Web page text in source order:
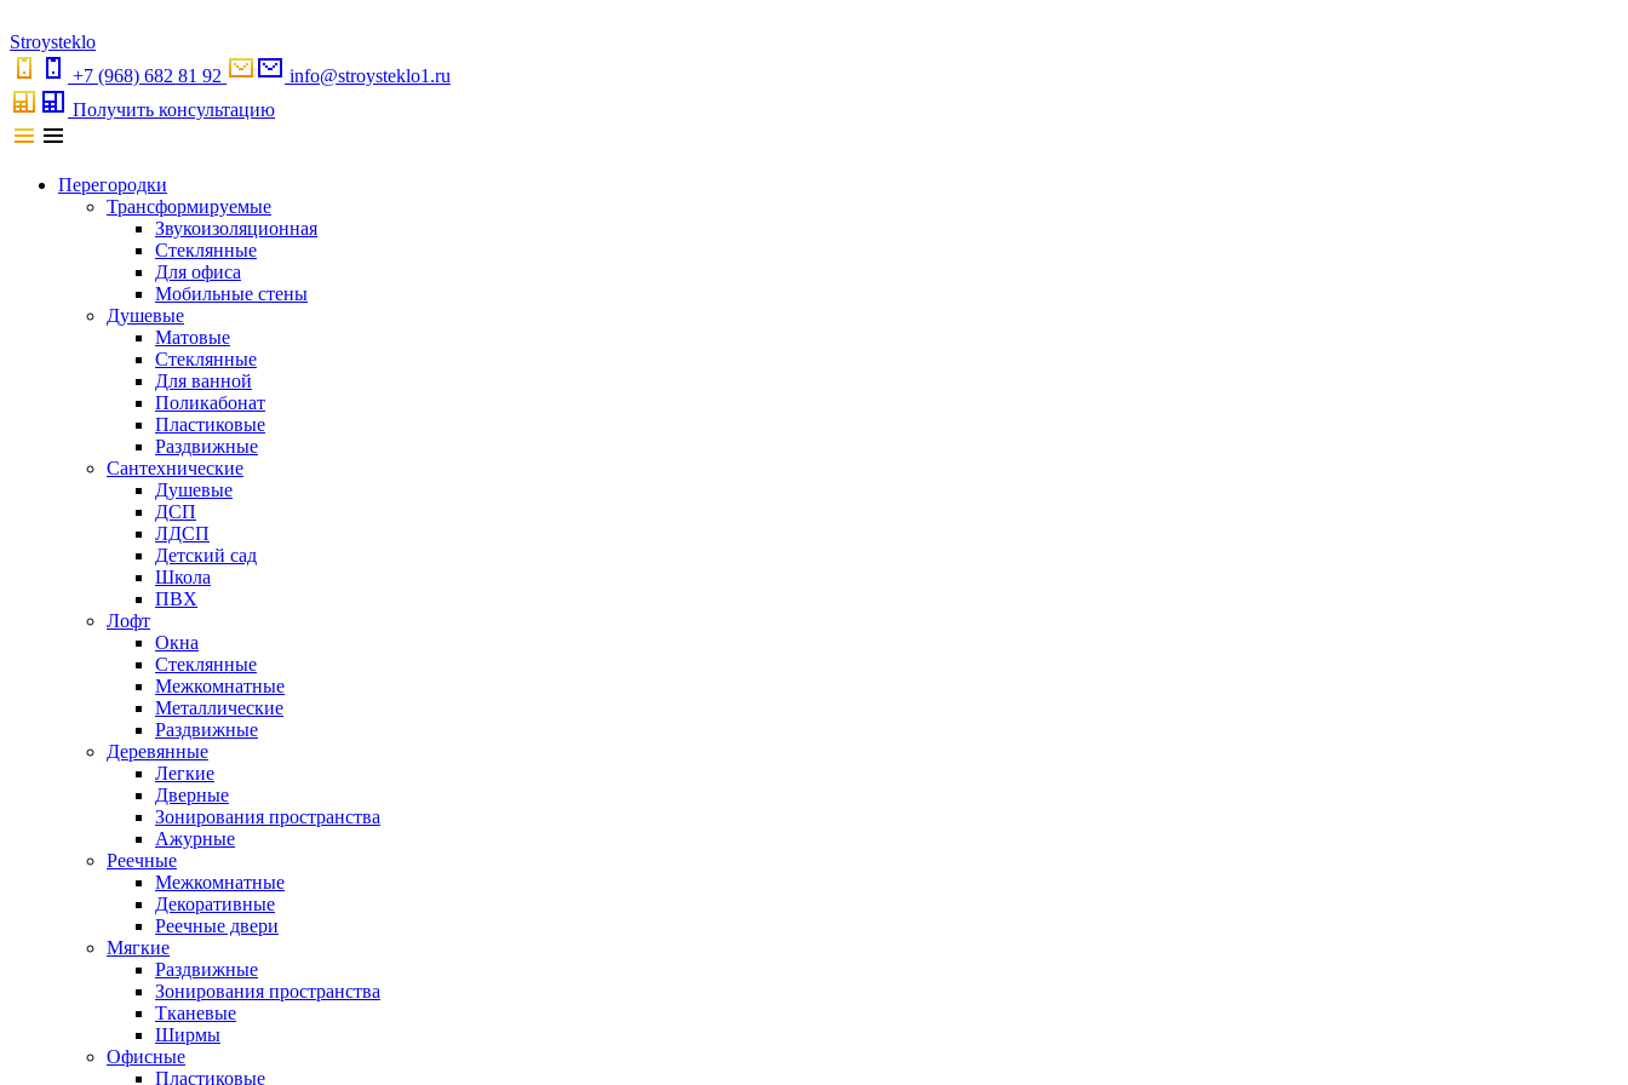
Stroysteklo
+7 (968) 682 81 92
info@stroysteklo1.ru
Получить консультацию
Перегородки
Трансформируемые
Звукоизоляционная
Стеклянные
Для офиса
Мобильные стены
Душевые
Матовые
Стеклянные
Для ванной
Поликабонат
Пластиковые
Раздвижные
Сантехнические
Душевые
ДСП
ЛДСП
Детский сад
Школа
ПВХ
Лофт
Окна
Стеклянные
Межкомнатные
Металлические
Раздвижные
Деревянные
Легкие
Дверные
Зонирования пространства
Ажурные
Реечные
Межкомнатные
Декоративные
Реечные двери
Мягкие
Раздвижные
Зонирования пространства
Тканевые
Ширмы
Офисные
Пластиковые